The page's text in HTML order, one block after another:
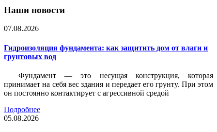
Наши новости
07.08.2026
Гидроизоляция фундамента: как защитить дом от влаги и
грунтовых вод
Фундамент — это несущая конструкция, которая
принимает на себя вес здания и передает его грунту. При этом
он постоянно контактирует с агрессивной средой
Подробнее
05.08.2026